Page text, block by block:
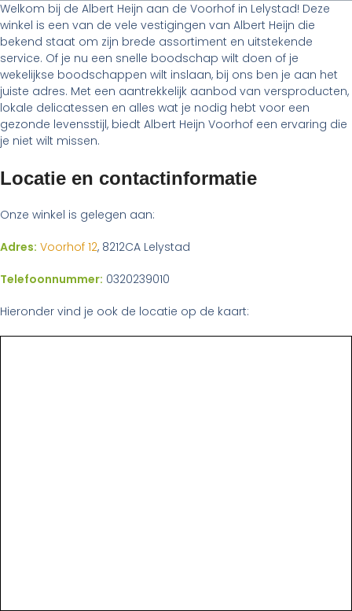
Welkom bij de Albert Heijn aan de Voorhof in Lelystad! Deze
winkel is een van de vele vestigingen van Albert Heijn die
bekend staat om zijn brede assortiment en uitstekende
service. Of je nu een snelle boodschap wilt doen of je
wekelijkse boodschappen wilt inslaan, bij ons ben je aan het
juiste adres. Met een aantrekkelijk aanbod van versproducten,
lokale delicatessen en alles wat je nodig hebt voor een
gezonde levensstijl, biedt Albert Heijn Voorhof een ervaring die
je niet wilt missen.
Locatie en contactinformatie
Onze winkel is gelegen aan:
Adres: Voorhof 12, 8212CA Lelystad
Telefoonnummer: 0320239010
Hieronder vind je ook de locatie op de kaart: